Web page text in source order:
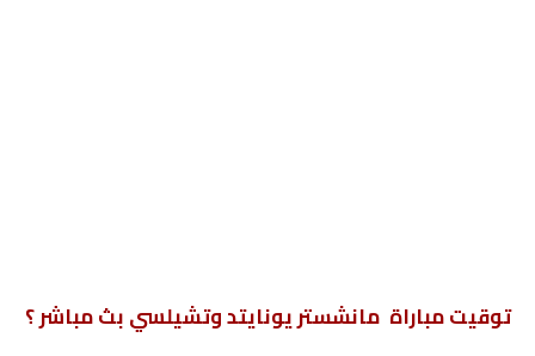
توقيت مباراة مانشستر يونايتد وتشيلسي بث مباشر ؟